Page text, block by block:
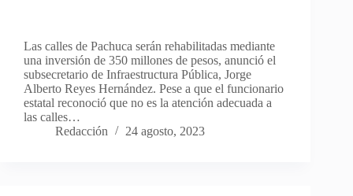
Las calles de Pachuca serán rehabilitadas mediante
una inversión de 350 millones de pesos, anunció el
subsecretario de Infraestructura Pública, Jorge
Alberto Reyes Hernández. Pese a que el funcionario
estatal reconoció que no es la atención adecuada a
las calles…
Redacción
24 agosto, 2023